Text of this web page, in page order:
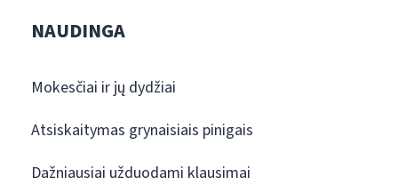
NAUDINGA
Mokesčiai ir jų dydžiai
Atsiskaitymas grynaisiais pinigais
Dažniausiai užduodami klausimai